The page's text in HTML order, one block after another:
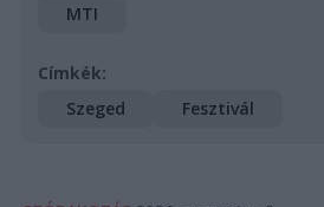
MTI
Címkék:
Szeged
Fesztivál